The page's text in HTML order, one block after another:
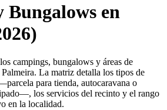
Bungalows en
campings, bungalows y áreas de
La matriz detalla los tipos de
para tienda, autocaravana o
los servicios del recinto y el rango
en la localidad.